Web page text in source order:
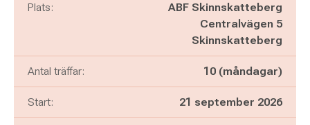
Plats:
ABF Skinnskatteberg
Centralvägen 5
Skinnskatteberg
Antal träffar: 10 (måndagar)
Start: 21 september 2026